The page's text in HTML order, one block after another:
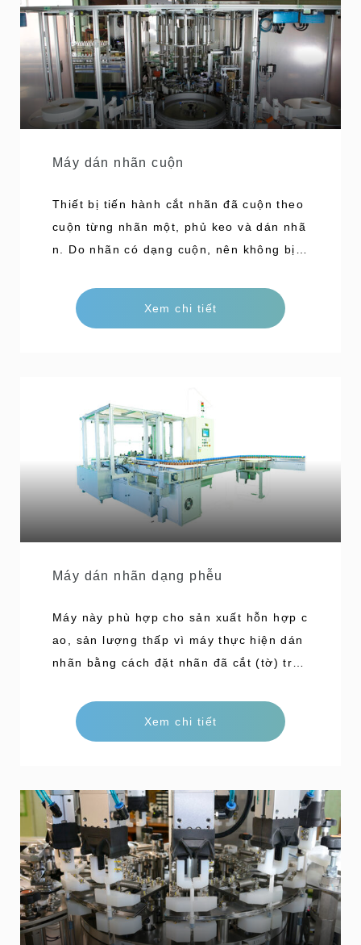
Máy dán nhãn cuộn
Thiết bị tiến hành cắt nhãn đã cuộn theo
cuộn từng nhãn một, phủ keo và dán nhã
n. Do nhãn có dạng cuộn, nên không bị p
ay lỗi dán nhầm mặt sau.v.v. và chi phí n
hãn cũng thấp. Sử dụng nhiều bằng sáng
nh có thể đạt tốc
Xem chi tiết
Máy dán nhãn dạng phễu
Máy này phù hợp cho sản xuất hỗn hợp c
ao, sản lượng thấp vì máy thực hiện dán
nhãn bằng cách đặt nhãn đã cắt (tờ) tron
vận hành dễ dàng và tính linh hoạt cao.S
ản phẩm này kết hợp tất cả những tính n
ình xác định hướng phát triển tiếp theo c
ủa máy dán nhãn.Công suất180 chai/phú
tĐặc trưngMáy dán nhãn dạng phễu do K
oyo phát triển có thao tác đơn giản, độ d
án nhãn chính xác cao.Được đán
Xem chi tiết